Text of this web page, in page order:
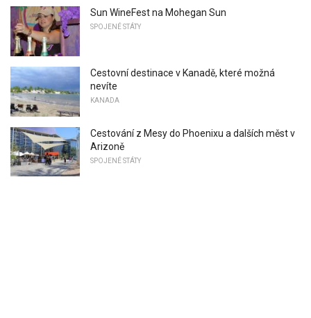
Sun WineFest na Mohegan Sun
SPOJENÉ STÁTY
Cestovní destinace v Kanadě, které možná
nevíte
KANADA
Cestování z Mesy do Phoenixu a dalších měst v
Arizoně
SPOJENÉ STÁTY